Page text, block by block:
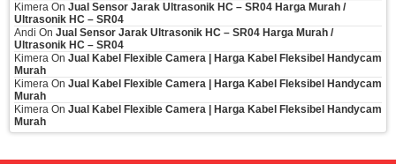
Kimera On Jual Sensor Jarak Ultrasonik HC – SR04 Harga Murah /
Ultrasonik HC – SR04
Andi On Jual Sensor Jarak Ultrasonik HC – SR04 Harga Murah /
Ultrasonik HC – SR04
Kimera On Jual Kabel Flexible Camera | Harga Kabel Fleksibel Handycam
Murah
Kimera On Jual Kabel Flexible Camera | Harga Kabel Fleksibel Handycam
Murah
Kimera On Jual Kabel Flexible Camera | Harga Kabel Fleksibel Handycam
Murah